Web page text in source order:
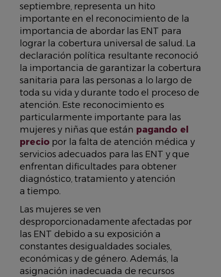
septiembre, representa un hito
importante en el reconocimiento de la
importancia de abordar las ENT para
lograr la cobertura universal de salud. La
declaración política resultante reconoció
la importancia de garantizar la cobertura
sanitaria para las personas a lo largo de
toda su vida y durante todo el proceso de
atención. Este reconocimiento es
particularmente importante para las
mujeres y niñas que están pagando el
precio por la falta de atención médica y
servicios adecuados para las ENT y que
enfrentan dificultades para obtener
diagnóstico, tratamiento y atención
a tiempo.
Las mujeres se ven
desproporcionadamente afectadas por
las ENT debido a su exposición a
constantes desigualdades sociales,
económicas y de género. Además, la
asignación inadecuada de recursos